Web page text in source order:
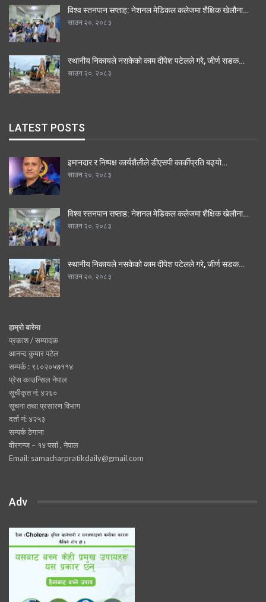
विश्व स्तनपान सप्ताह: नेशनल मेडिकल कलेजमा शैक्षिक खेलौना…
साउन २०, २०८३
स्थानीय निकायले नसकेको काम दीपेश पटेलले गरे, जीर्ण सडक…
साउन २०, २०८३
LATEST POSTS
इमानदार र निष्पक्ष कार्यशैलीले डीएसपी कार्कीप्रति बढ्यो…
साउन २०, २०८३
विश्व स्तनपान सप्ताह: नेशनल मेडिकल कलेजमा शैक्षिक खेलौना…
साउन २०, २०८३
स्थानीय निकायले नसकेको काम दीपेश पटेलले गरे, जीर्ण सडक…
साउन २०, २०८३
हाम्रो बारेमा
प्रकाश / सम्पादक
आनन्द कुमार पटेल
सम्पर्क : ९८०२०५७११४
प्रेस काउन्सिल नेपाल
सूचीकृत नं: ४२६०
सूचना तथा प्रसारण विभाग
दर्ता नं: ४२५३
सम्पर्क ठेगाना
वीरगन्ज – १४ पर्सा , नेपाल
Email: samacharpratikdaily@gmail.com
Adv